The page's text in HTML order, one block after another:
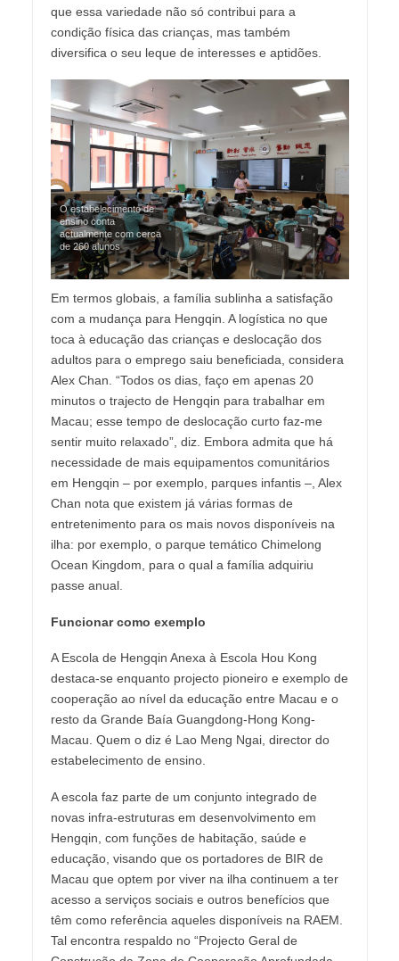
que essa variedade não só contribui para a
condição física das crianças, mas também
diversifica o seu leque de interesses e aptidões.
O estabelecimento de
ensino conta
actualmente com cerca
de 260 alunos
Em termos globais, a família sublinha a satisfação
com a mudança para Hengqin. A logística no que
toca à educação das crianças e deslocação dos
adultos para o emprego saiu beneficiada, considera
Alex Chan. “Todos os dias, faço em apenas 20
minutos o trajecto de Hengqin para trabalhar em
Macau; esse tempo de deslocação curto faz-me
sentir muito relaxado”, diz. Embora admita que há
necessidade de mais equipamentos comunitários
em Hengqin – por exemplo, parques infantis –, Alex
Chan nota que existem já várias formas de
entretenimento para os mais novos disponíveis na
ilha: por exemplo, o parque temático Chimelong
Ocean Kingdom, para o qual a família adquiriu
passe anual.
Funcionar como exemplo
A Escola de Hengqin Anexa à Escola Hou Kong
destaca-se enquanto projecto pioneiro e exemplo de
cooperação ao nível da educação entre Macau e o
resto da Grande Baía Guangdong-Hong Kong-
Macau. Quem o diz é Lao Meng Ngai, director do
estabelecimento de ensino.
A escola faz parte de um conjunto integrado de
novas infra-estruturas em desenvolvimento em
Hengqin, com funções de habitação, saúde e
educação, visando que os portadores de BIR de
Macau que optem por viver na ilha continuem a ter
acesso a serviços sociais e outros benefícios que
têm como referência aqueles disponíveis na RAEM.
Tal encontra respaldo no “Projecto Geral de